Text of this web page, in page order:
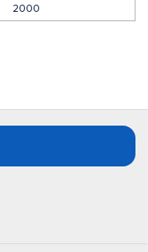
2000